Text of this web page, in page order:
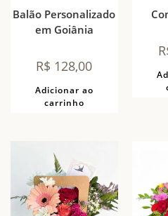
Balão Personalizado
em Goiânia
R$ 128,00
Adicionar ao
carrinho